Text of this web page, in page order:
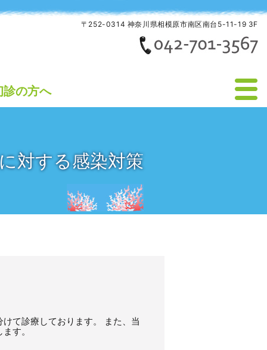
〒252-0314 神奈川県相模原市南区南台5-11-19 3F
診の方へ
対する感染対策
て診療しております。 また、当
す。